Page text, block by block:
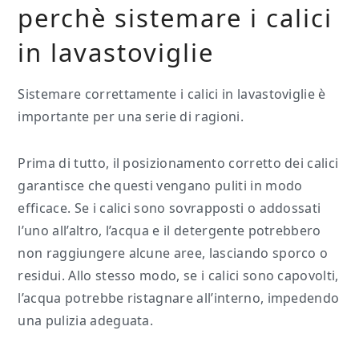
perchè sistemare i calici
in lavastoviglie
Sistemare correttamente i calici in lavastoviglie è
importante per una serie di ragioni.
Prima di tutto, il posizionamento corretto dei calici
garantisce che questi vengano puliti in modo
efficace. Se i calici sono sovrapposti o addossati
l’uno all’altro, l’acqua e il detergente potrebbero
non raggiungere alcune aree, lasciando sporco o
residui. Allo stesso modo, se i calici sono capovolti,
l’acqua potrebbe ristagnare all’interno, impedendo
una pulizia adeguata.